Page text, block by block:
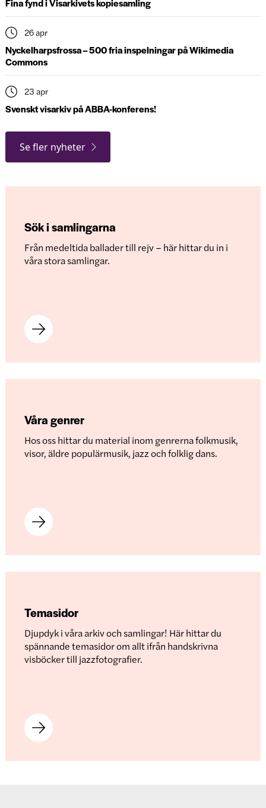
Fina fynd i Visarkivets kopiesamling
Nyckelharpsfrossa – 500 fria inspelningar på Wikimedia
Commons
26 apr
Svenskt visarkiv på ABBA-konferens!
23 apr
Se fler nyheter
Sök i samlingarna
Från medeltida ballader till rejv – här hittar du in i
våra stora samlingar.
Våra genrer
Hos oss hittar du material inom genrerna folkmusik,
visor, äldre populärmusik, jazz och folklig dans.
Temasidor
Djupdyk i våra arkiv och samlingar! Här hittar du
spännande temasidor om allt ifrån handskrivna
visböcker till jazzfotografier.